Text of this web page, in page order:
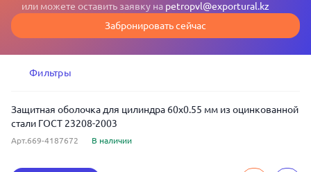
или можете оставить заявку на petropvl@exportural.kz
Забронировать сейчас
Фильтры
Защитная оболочка для цилиндра 60x0.55 мм из оцинкованной
стали ГОСТ 23208-2003
Арт.669-4187672 В наличии